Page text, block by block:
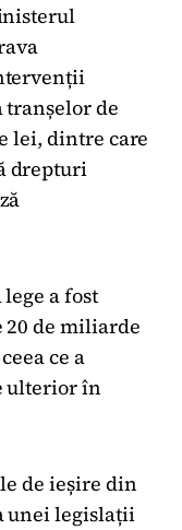
tranșelor de
lei, dintre care
drepturi
a fost
20 de miliarde
ce a
ulterior în
de ieșire din
unei legislații